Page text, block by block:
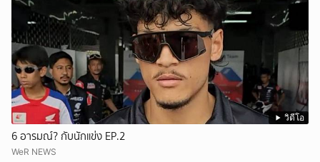
วิดีโอ
6 อารมณ์? กับนักแข่ง EP.2
WeR NEWS